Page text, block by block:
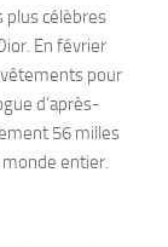
plus célèbres
En février
pour
d’après-
56 milles
entier.